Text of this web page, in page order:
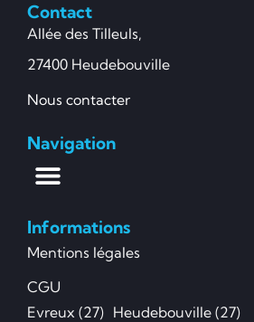
Contact
Allée des Tilleuls,
27400 Heudebouville
Nous contacter
Navigation
Informations
Mentions légales
CGU
Evreux (27) Heudebouville (27)